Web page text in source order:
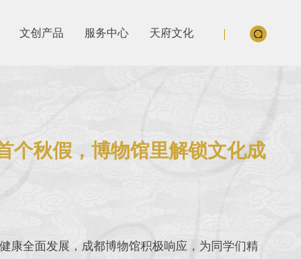
文创产品 服务中心 天府文化
个秋假，博物馆里解锁文化成
全面发展，成都博物馆积极响应，为同学们精